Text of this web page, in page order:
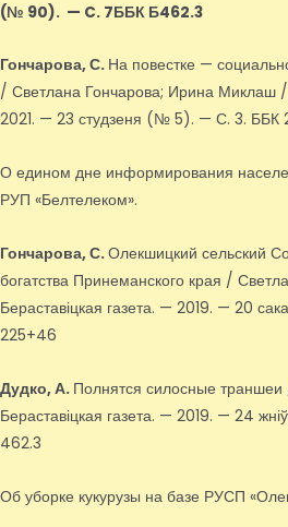
(№ 90). — C. 7ББК Б462.3
Гончарова, С. На повестке —
/ Светлана Гончарова; Ирина Миклаш
2021. — 23 студзеня (№ 5). — С. 3. ББК
О едином дне информирования
РУП «Белтелеком».
Гончарова, С.Олекшицкий сельский
богатства Принеманского края /
Бераставіцкая газета. — 2019. — 20
225+46
Дудко, А. Полнятся силосные
Бераставіцкая газета. — 2019. — 24
462.3
Об уборке кукурузы на базе РУСП